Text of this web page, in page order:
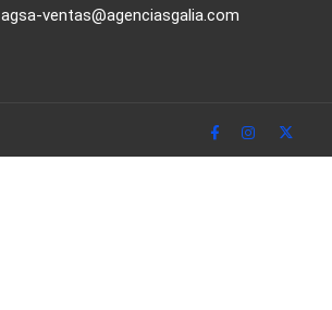
agsa-ventas@agenciasgalia.com